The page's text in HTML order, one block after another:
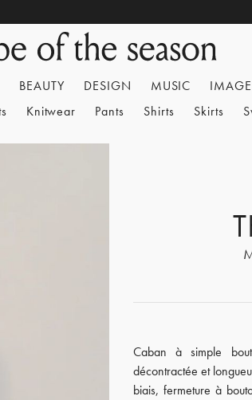
BEAUTY DESIGN MUSIC
Knitwear Pants Shirts Skirts
Caban à simple
décontractée et
biais, fermeture à